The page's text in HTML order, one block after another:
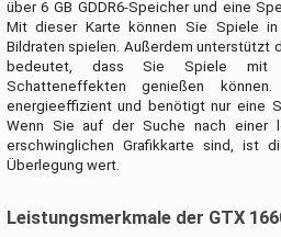
über 6 GB GDDR6-Speicher und eine
Mit dieser Karte können Sie Spiele in
Bildraten spielen. Außerdem unterstützt
bedeutet, dass Sie Spiele mit
Schatteneffekten genießen
energieeffizient und benötigt nur eine
Wenn Sie auf der Suche nach einer
erschwinglichen Grafikkarte sind, ist
Überlegung wert.
Leistungsmerkmale der GTX